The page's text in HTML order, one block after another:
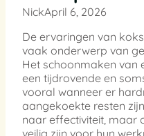
NickApril 6, 2026
De ervaringen van
vaak onderwerp van
Het schoonmaken
een tijdrovende en
vooral wanneer er
aangekoekte resten
naar effectiviteit, maar
veilig zijn voor hun